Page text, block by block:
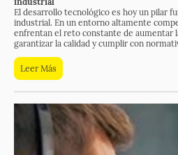
El desarrollo tecnológico es hoy un pilar
industrial. En un entorno altamente
enfrentan el reto constante de aumentar
garantizar la calidad y cumplir con
Leer Más